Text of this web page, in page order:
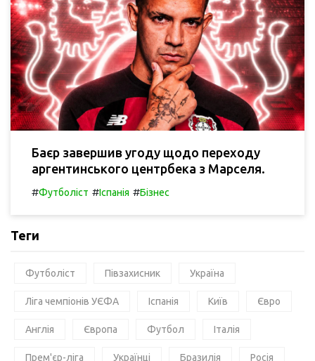
Баєр завершив угоду щодо переходу
аргентинського центрбека з Марселя.
#Футболіст #Іспанія #Бізнес
Теги
Футболіст Півзахисник Україна
Ліга чемпіонів УЄФА Іспанія Київ Євро
Англія Європа Футбол Італія
Прем'єр-ліга Українці Бразилія Росія